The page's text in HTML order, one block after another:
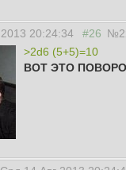
20:24:34 #26
>2d6 (5+5)=10
ВОТ ЭТО